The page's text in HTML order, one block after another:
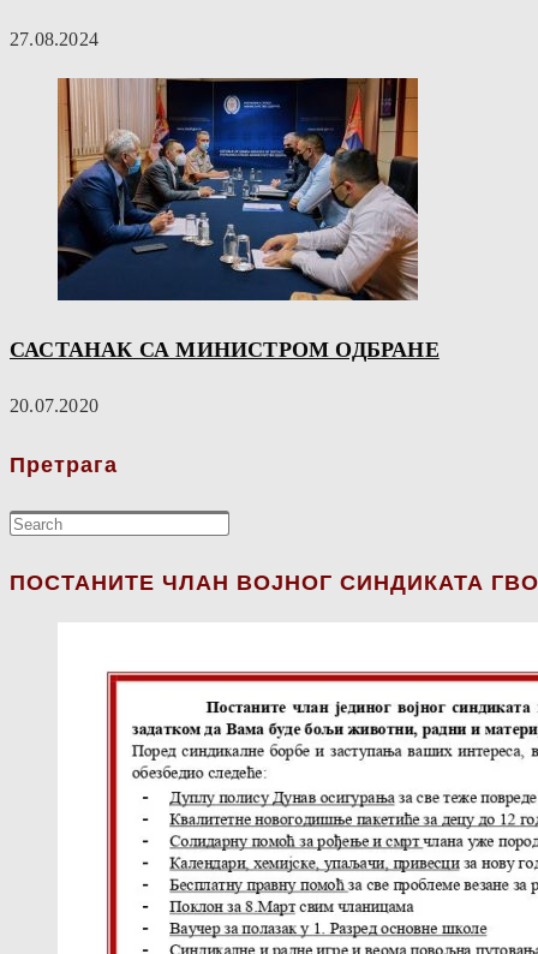
27.08.2024
САСТАНАК СА МИНИСТРОМ ОДБРАНЕ
20.07.2020
Претрага
ПОСТАНИТЕ ЧЛАН ВОЈНОГ СИНДИКАТА